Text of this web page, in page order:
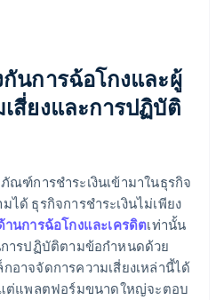
นการฉ้อโกงและผู้
สี่ยงและการปฏิบัติ
ณฑ์การชำระเงินเข้ามาในธุรกิจ
ด้ ธุรกิจการชำระเงินไม่เพียง
านการฉ้อโกงและเครดิตเท่านั้น
การปฏิบัติตามข้อกำหนดด้วย
อาจจัดการความเสี่ยงเหล่านี้ได้
แต่แพลตฟอร์มขนาดใหญ่จะตอบ